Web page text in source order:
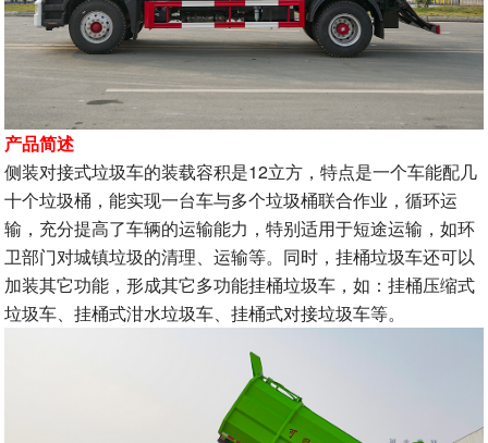
产品简述
侧装对接式垃圾车的装载容积是12立方，特点是一个车能配几
十个垃圾桶，能实现一台车与多个垃圾桶联合作业，循环运
输，充分提高了车辆的运输能力，特别适用于短途运输，如环
卫部门对城镇垃圾的清理、运输等。同时，挂桶垃圾车还可以
加装其它功能，形成其它多功能挂桶垃圾车，如：挂桶压缩式
垃圾车、挂桶式泔水垃圾车、挂桶式对接垃圾车等。